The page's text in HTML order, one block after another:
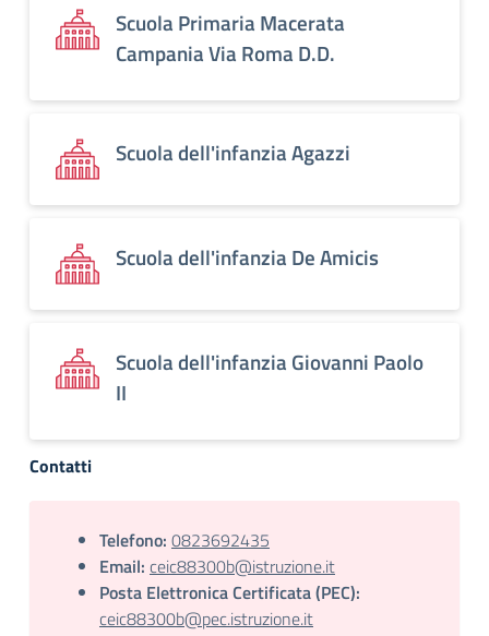
Scuola Primaria Macerata
Campania Via Roma D.D.
Scuola dell'infanzia Agazzi
Scuola dell'infanzia De Amicis
Scuola dell'infanzia Giovanni Paolo
II
Contatti
Telefono: 0823692435
Email: ceic88300b@istruzione.it
Posta Elettronica Certificata (PEC):
ceic88300b@pec.istruzione.it